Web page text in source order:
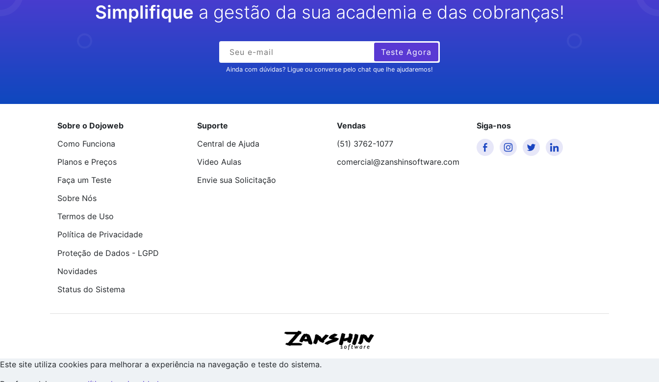
Simplifique a gestão da sua academia e das cobranças!
Teste Agora
Ainda com dúvidas? Ligue ou converse pelo chat que lhe ajudaremos!
Sobre o Dojoweb
Como Funciona
Planos e Preços
Faça um Teste
Sobre Nós
Termos de Uso
Política de Privacidade
Proteção de Dados - LGPD
Novidades
Status do Sistema
Suporte
Central de Ajuda
Video Aulas
Envie sua Solicitação
Vendas
(51) 3762-1077
comercial@zanshinsoftware.com
Siga-nos
Este site utiliza cookies para melhorar a experiência na navegação e teste do sistema.